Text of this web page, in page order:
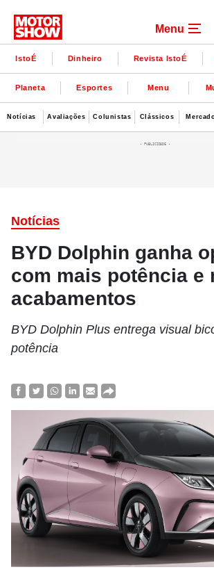
Menu
IstoÉ Dinheiro Revista IstoÉ
Planeta Esportes Menu
Notícias Avaliações Colunistas Clássicos
Notícias
BYD Dolphin ganha
com mais potência e
acabamentos
BYD Dolphin Plus entrega visual
potência